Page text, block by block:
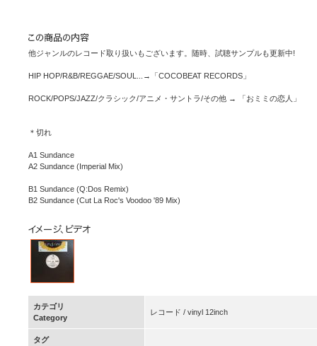
他ジャンルのレコード取り扱いもございます。随時、試聴サンプルも更新中!
HIP HOP/R&B/REGGAE/SOUL...→「COCOBEAT RECORDS」
ROCK/POPS/JAZZ/クラシック/アニメ・サントラ/その他 → 「おミミの恋人」
＊切れ
A1 Sundance
A2 Sundance (Imperial Mix)
B1 Sundance (Q:Dos Remix)
B2 Sundance (Cut La Roc's Voodoo '89 Mix)
カテゴリ
Category
レコード / vinyl 12inch
タグ